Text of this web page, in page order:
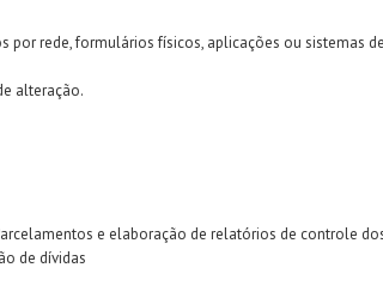
rede, formulários físicos, aplicações ou sistemas
alteração.
e elaboração de relatórios de controle
de dívidas